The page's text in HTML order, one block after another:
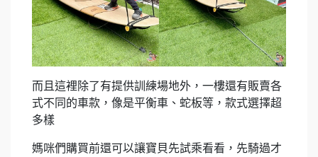
而且這裡除了有提供訓練場地外，一樓還有販賣各
式不同的車款，像是平衡車、蛇板等，款式選擇超
多樣
媽咪們購買前還可以讓寶貝先試乘看看，先騎過才